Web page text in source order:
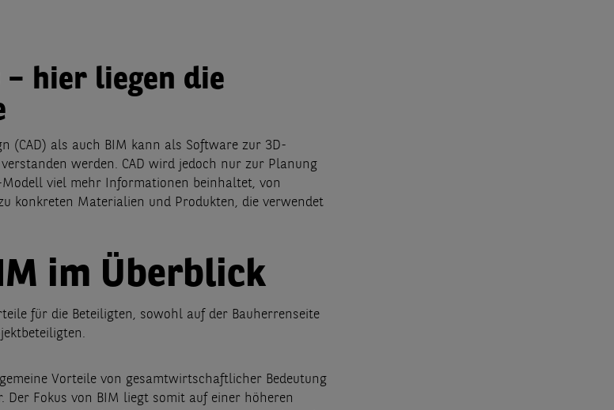
– hier liegen die
(CAD) als auch BIM kann als Software zur 3D-
werden. CAD wird jedoch nur zur Planung
viel mehr Informationen beinhaltet, von
konkreten Materialien und Produkten, die verwendet
im Überblick
für die Beteiligten, sowohl auf der Bauherrenseite
Vorteile von gesamtwirtschaftlicher Bedeutung
Der Fokus von BIM liegt somit auf einer höheren